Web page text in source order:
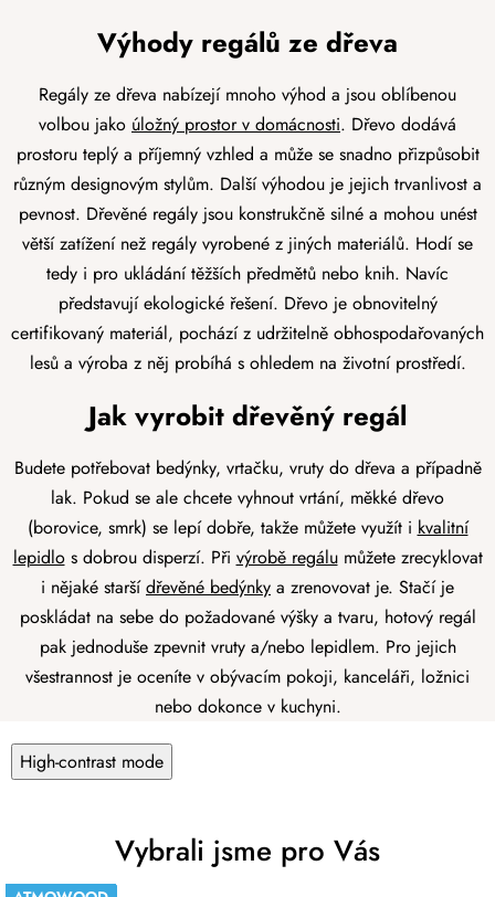
Výhody regálů ze dřeva
Regály ze dřeva nabízejí mnoho výhod a jsou oblíbenou
volbou jako úložný prostor v domácnosti. Dřevo dodává
prostoru teplý a příjemný vzhled a může se snadno přizpůsobit
různým designovým stylům. Další výhodou je jejich trvanlivost a
pevnost. Dřevěné regály jsou konstrukčně silné a mohou unést
větší zatížení než regály vyrobené z jiných materiálů. Hodí se
tedy i pro ukládání těžších předmětů nebo knih. Navíc
představují ekologické řešení. Dřevo je obnovitelný
certifikovaný materiál, pochází z udržitelně obhospodařovaných
lesů a výroba z něj probíhá s ohledem na životní prostředí.
Jak vyrobit dřevěný regál
Budete potřebovat bedýnky, vrtačku, vruty do dřeva a případně
lak. Pokud se ale chcete vyhnout vrtání, měkké dřevo
(borovice, smrk) se lepí dobře, takže můžete využít i kvalitní
lepidlos dobrou disperzí. Při výrobě regálumůžete zrecyklovat
i nějaké staršídřevěné bedýnky a zrenovovat je. Stačí je
poskládat na sebe do požadované výšky a tvaru, hotový regál
pak jednoduše zpevnit vruty a/nebo lepidlem. Pro jejich
všestrannost je oceníte v obývacím pokoji, kanceláři, ložnici
nebo dokonce v kuchyni.
High-contrast mode
Vybrali jsme pro Vás